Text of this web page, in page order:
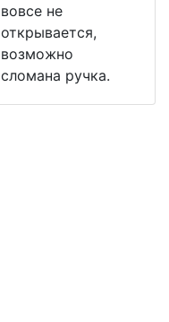
вовсе не
открывается,
возможно
сломана ручка.